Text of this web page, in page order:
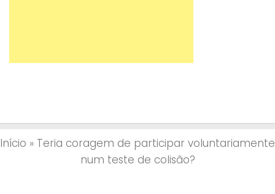
Início » Teria coragem de participar voluntariamente
num teste de colisão?